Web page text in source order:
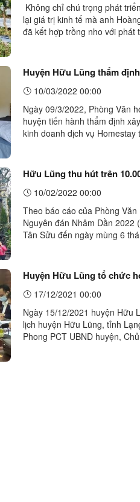
Không chỉ chú trọng phát
lại giá trị kinh tế mà anh
đã kết hợp trồng nho với phát
Huyện Hữu Lũng thẩm
10/03/2022 00:00
Ngày 09/3/2022, Phòng Văn
huyện tiến hành thẩm định
kinh doanh dịch vụ Homestay
Hữu Lũng thu hút trên
10/02/2022 00:00
Theo báo cáo của Phòng
Nguyên đán Nhâm Dần
Tân Sửu đến ngày mùng 6
Huyện Hữu Lũng tổ chức
17/12/2021 00:00
Ngày 15/12/2021 huyện Hữu
lịch huyện Hữu Lũng, tỉnh
Phong PCT UBND huyện,